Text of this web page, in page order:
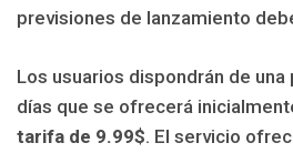
previsiones de lanzamiento
Los usuarios dispondrán de
días que se ofrecerá
tarifa de 9.99$. El servicio